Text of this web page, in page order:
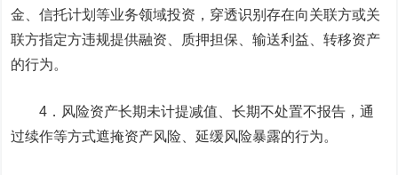
金、信托计划等业务领域投资，穿透识别存在向关联方或关
联方指定方违规提供融资、质押担保、输送利益、转移资产
的行为。
4．风险资产长期未计提减值、长期不处置不报告，通
过续作等方式遮掩资产风险、延缓风险暴露的行为。